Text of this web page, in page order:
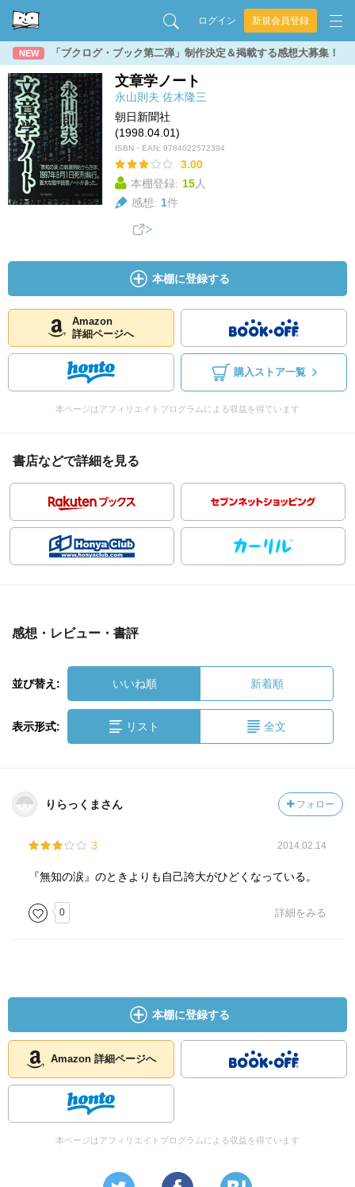
ログイン 新規会員登録
NEW 「ブクログ・ブック第二弾」制作決定＆掲載する感想大募集！
文章学ノート
永山則夫 佐木隆三
朝日新聞社
(1998.04.01)
ISBN・EAN: 9784022572394
3.00
本棚登録: 15人
感想: 1件
本棚に登録する
Amazon
詳細ページへ
購入ストア一覧
本ページはアフィリエイトプログラムによる収益を得ています
書店などで詳細を見る
感想・レビュー・書評
並び替え: いいね順 新着順
表示形式: リスト 全文
りらっくまさん フォロー
3 2014.02.14
『無知の涙』のときよりも自己誇大がひどくなっている。
0 詳細をみる
本棚に登録する
Amazon 詳細ページへ
本ページはアフィリエイトプログラムによる収益を得ています